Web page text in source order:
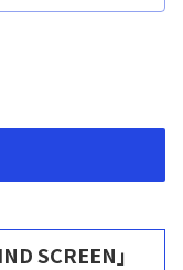
SCREEN」